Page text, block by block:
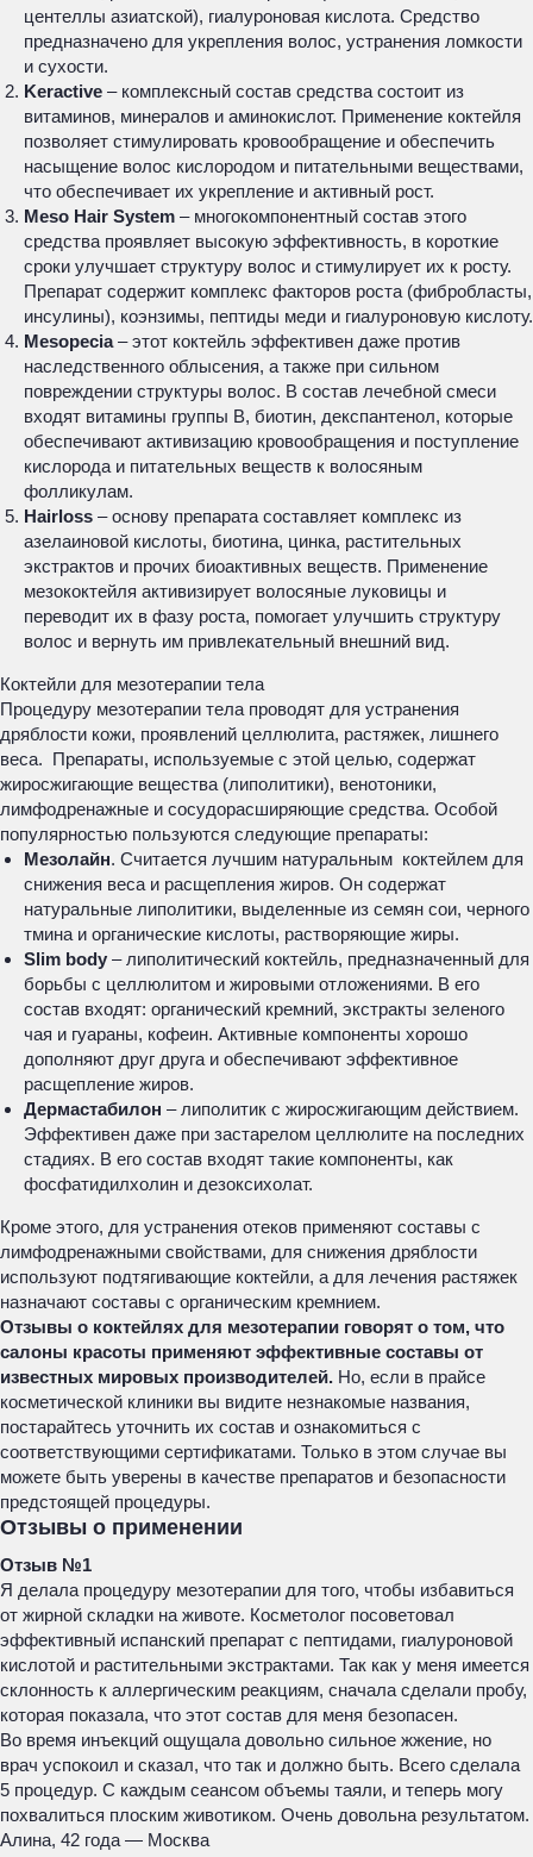
центеллы азиатской), гиалуроновая кислота. Средство
предназначено для укрепления волос, устранения ломкости
и сухости.
Keractive – комплексный состав средства состоит из
витаминов, минералов и аминокислот. Применение коктейля
позволяет стимулировать кровообращение и обеспечить
насыщение волос кислородом и питательными веществами,
что обеспечивает их укрепление и активный рост.
Meso Hair System – многокомпонентный состав этого
средства проявляет высокую эффективность, в короткие
сроки улучшает структуру волос и стимулирует их к росту.
Препарат содержит комплекс факторов роста (фибробласты,
инсулины), коэнзимы, пептиды меди и гиалуроновую кислоту.
Mesopecia– этот коктейль эффективен даже против
наследственного облысения, а также при сильном
повреждении структуры волос. В состав лечебной смеси
входят витамины группы В, биотин, декспантенол, которые
обеспечивают активизацию кровообращения и поступление
кислорода и питательных веществ к волосяным
фолликулам.
Hairloss – основу препарата составляет комплекс из
азелаиновой кислоты, биотина, цинка, растительных
экстрактов и прочих биоактивных веществ. Применение
мезококтейля активизирует волосяные луковицы и
переводит их в фазу роста, помогает улучшить структуру
волос и вернуть им привлекательный внешний вид.
Коктейли для мезотерапии тела
Процедуру мезотерапии тела проводят для устранения
дряблости кожи, проявлений целлюлита, растяжек, лишнего
веса. Препараты, используемые с этой целью, содержат
жиросжигающие вещества (липолитики), венотоники,
лимфодренажные и сосудорасширяющие средства. Особой
популярностью пользуются следующие препараты:
Мезолайн. Считается лучшим натуральным коктейлем для
снижения веса и расщепления жиров. Он содержат
натуральные липолитики, выделенные из семян сои, черного
тмина и органические кислоты, растворяющие жиры.
Slim body – липолитический коктейль, предназначенный для
борьбы с целлюлитом и жировыми отложениями. В его
состав входят: органический кремний, экстракты зеленого
чая и гуараны, кофеин. Активные компоненты хорошо
дополняют друг друга и обеспечивают эффективное
расщепление жиров.
Дермастабилон – липолитик с жиросжигающим действием.
Эффективен даже при застарелом целлюлите на последних
стадиях. В его состав входят такие компоненты, как
фосфатидилхолин и дезоксихолат.
Кроме этого, для устранения отеков применяют составы с
лимфодренажными свойствами, для снижения дряблости
используют подтягивающие коктейли, а для лечения растяжек
назначают составы с органическим кремнием.
Отзывы о коктейлях для мезотерапии говорят о том, что
салоны красоты применяют эффективные составы от
известных мировых производителей. Но, если в прайсе
косметической клиники вы видите незнакомые названия,
постарайтесь уточнить их состав и ознакомиться с
соответствующими сертификатами. Только в этом случае вы
можете быть уверены в качестве препаратов и безопасности
предстоящей процедуры.
Отзывы о применении
Отзыв №1
Я делала процедуру мезотерапии для того, чтобы избавиться
от жирной складки на животе. Косметолог посоветовал
эффективный испанский препарат с пептидами, гиалуроновой
кислотой и растительными экстрактами. Так как у меня имеется
склонность к аллергическим реакциям, сначала сделали пробу,
которая показала, что этот состав для меня безопасен.
Во время инъекций ощущала довольно сильное жжение, но
врач успокоил и сказал, что так и должно быть. Всего сделала
5 процедур. С каждым сеансом объемы таяли, и теперь могу
похвалиться плоским животиком. Очень довольна результатом.
Алина, 42 года — Москва